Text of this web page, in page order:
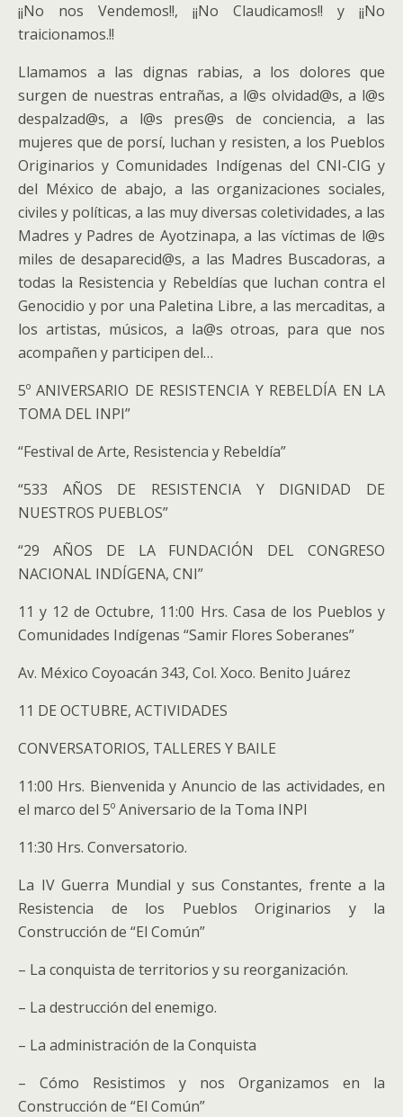
¡¡No nos Vendemos!!, ¡¡No Claudicamos!! y ¡¡No
traicionamos.!!
Llamamos a las dignas rabias, a los dolores que
surgen de nuestras entrañas, a l@s olvidad@s, a l@s
despalzad@s, a l@s pres@s de conciencia, a las
mujeres que de porsí, luchan y resisten, a los Pueblos
Originarios y Comunidades Indígenas del CNI-CIG y
del México de abajo, a las organizaciones sociales,
civiles y políticas, a las muy diversas coletividades, a las
Madres y Padres de Ayotzinapa, a las víctimas de l@s
miles de desaparecid@s, a las Madres Buscadoras, a
todas la Resistencia y Rebeldías que luchan contra el
Genocidio y por una Paletina Libre, a las mercaditas, a
los artistas, músicos, a la@s otroas, para que nos
acompañen y participen del…
5º ANIVERSARIO DE RESISTENCIA Y REBELDÍA EN LA
TOMA DEL INPI”
“Festival de Arte, Resistencia y Rebeldía”
“533 AÑOS DE RESISTENCIA Y DIGNIDAD DE
NUESTROS PUEBLOS”
“29 AÑOS DE LA FUNDACIÓN DEL CONGRESO
NACIONAL INDÍGENA, CNI”
11 y 12 de Octubre, 11:00 Hrs. Casa de los Pueblos y
Comunidades Indígenas “Samir Flores Soberanes”
Av. México Coyoacán 343, Col. Xoco. Benito Juárez
11 DE OCTUBRE, ACTIVIDADES
CONVERSATORIOS, TALLERES Y BAILE
11:00 Hrs. Bienvenida y Anuncio de las actividades, en
el marco del 5º Aniversario de la Toma INPI
11:30 Hrs. Conversatorio.
La IV Guerra Mundial y sus Constantes, frente a la
Resistencia de los Pueblos Originarios y la
Construcción de “El Común”
– La conquista de territorios y su reorganización.
– La destrucción del enemigo.
– La administración de la Conquista
– Cómo Resistimos y nos Organizamos en la
Construcción de “El Común”